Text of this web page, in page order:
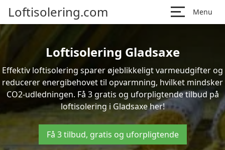
Loftisolering.com Menu
Loftisolering Gladsaxe
Effektiv loftisolering sparer øjeblikkeligt varmeudgifter og
reducerer energibehovet til opvarmning, hvilket mindsker
CO2-udledningen. Få 3 gratis og uforpligtende tilbud på
loftisolering i Gladsaxe her!
Få 3 tilbud, gratis og uforpligtende